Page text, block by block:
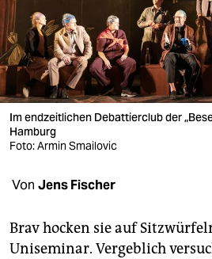
nord
wahrheit
verlag
verlag
veranstaltungen
unterstützen
Im endzeitlichen Debattierclub der
Hamburg
Foto: Armin Smailovic
Von Jens Fischer
Brav hocken sie auf
Uniseminar. Vergeblich